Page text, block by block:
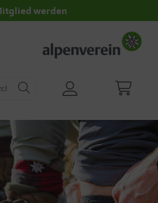
werden